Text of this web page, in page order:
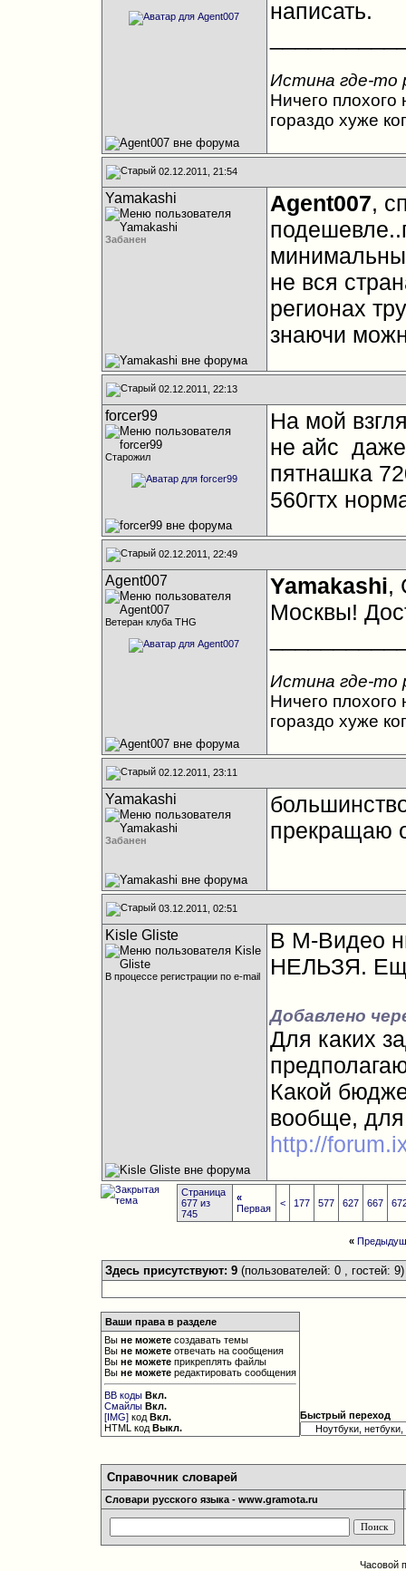
написать.
Истина где-то
Ничего плохого
гораздо хуже
02.12.2011, 21:54
Yamakashi
Забанен
Agent007,
не вся
регионах
знаючи
02.12.2011, 22:13
forcer99
Старожил
На мой
не айс
пятнашка
560гтх
02.12.2011, 22:49
Agent007
Ветеран клуба THG
Yamakashi,
Москвы!
Истина где-то
Ничего плохого
гораздо хуже
02.12.2011, 23:11
Yamakashi
Забанен
прекращаю
03.12.2011, 02:51
Kisle Gliste
В процессе регистрации по e-mail
В М-Видео
НЕЛЬЗЯ.
Добавлено
Для каких
Какой
вообще, для
http://
Страница
677 из
745
«
Первая
< 177 577 627 667
«
Здесь присутствуют: 9 (пользователей: 0 , гостей: 9)
Ваши права в разделе
Выне можете создавать темы
Выне можете отвечать на сообщения
Выне можете прикреплять файлы
Выне можете редактировать сообщения
BB коды Вкл.
Смайлы Вкл.
[IMG] кодВкл.
HTML кодВыкл.
Быстрый переход
Справочник словарей
Словари русского языка - www.gramota.ru
Часовой